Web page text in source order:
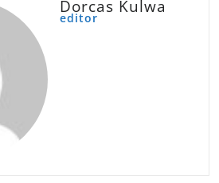
Dorcas Kulwa
editor